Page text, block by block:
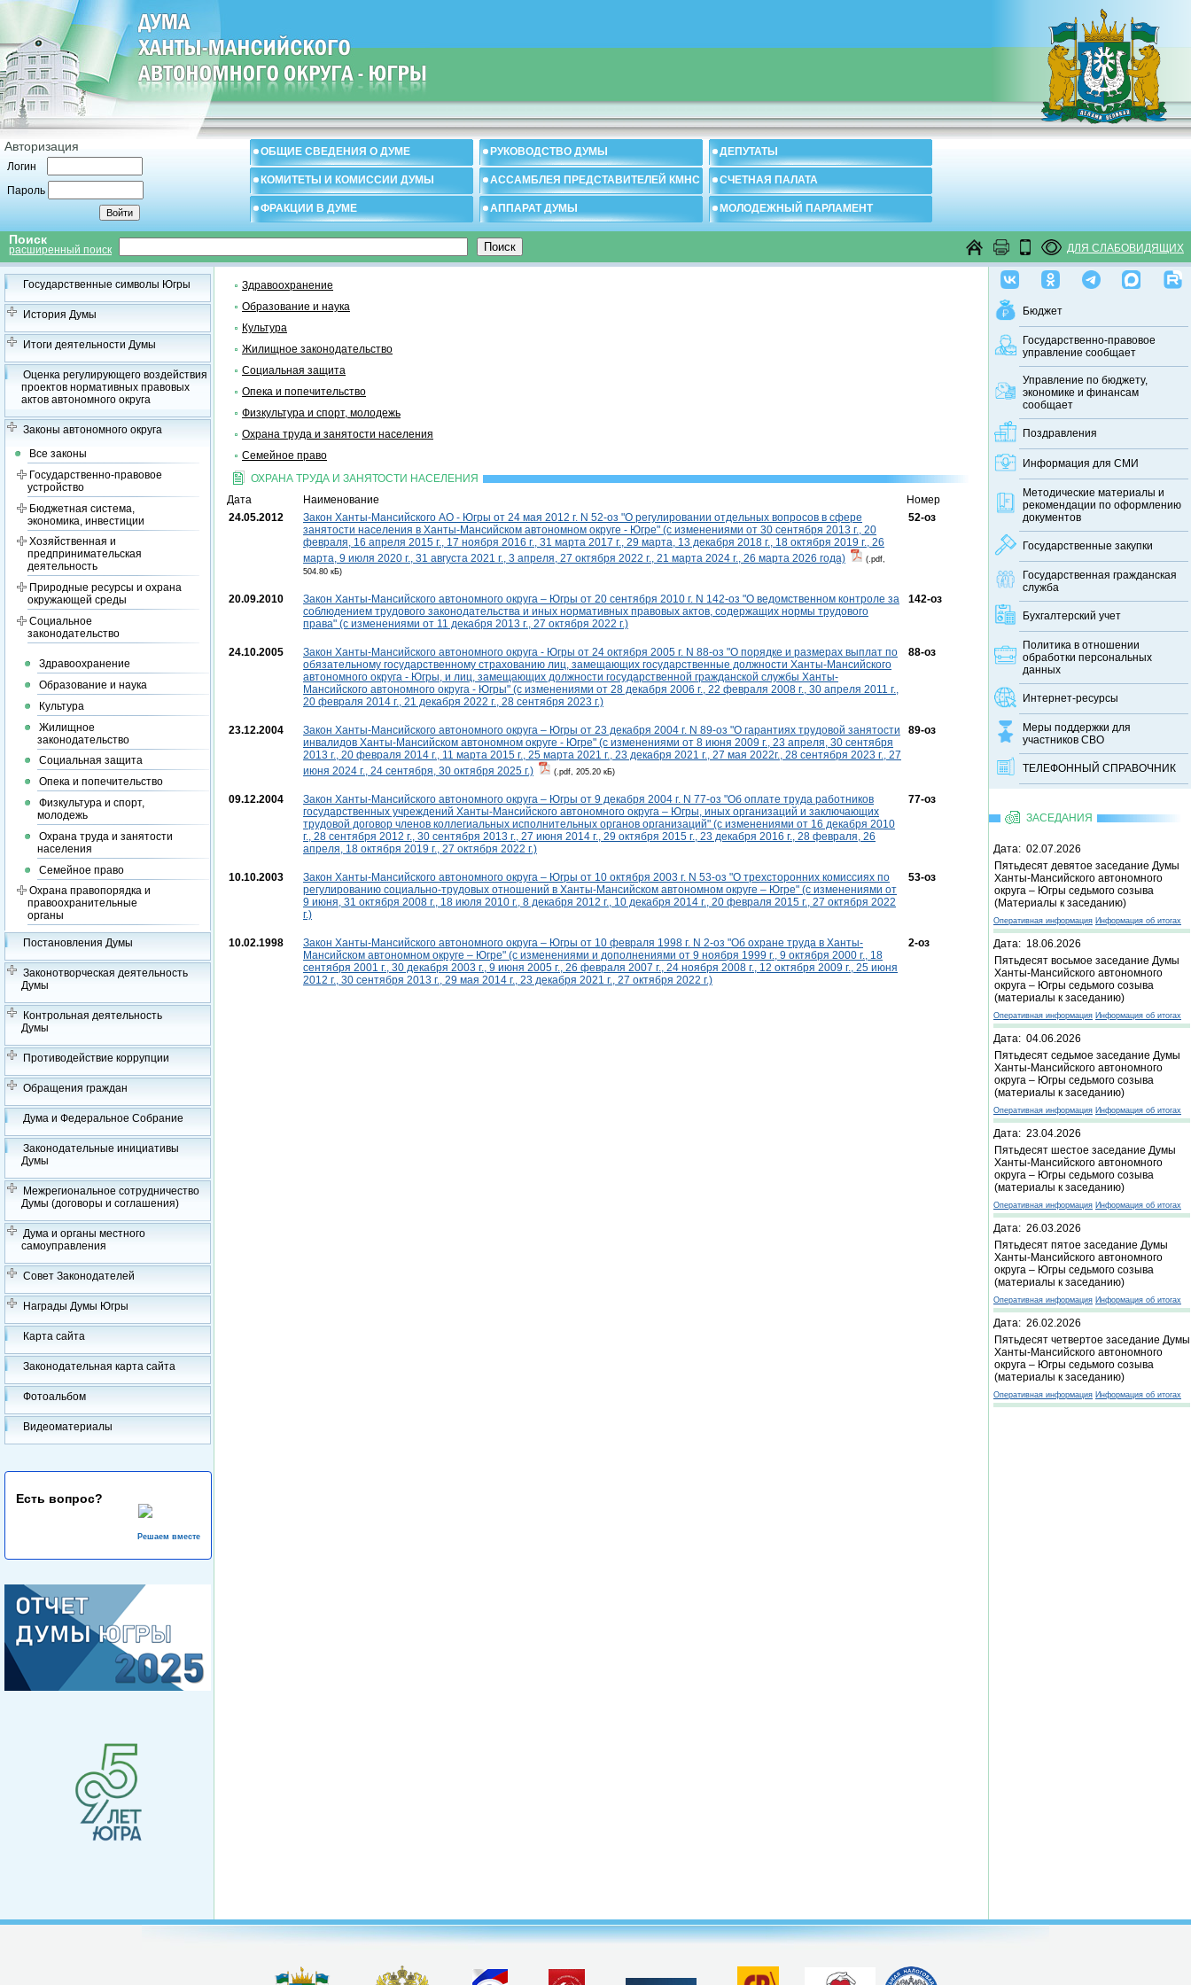
Авторизация
Логин
Пароль
ОБЩИЕ СВЕДЕНИЯ О ДУМЕ РУКОВОДСТВО ДУМЫ ДЕПУТАТЫ
КОМИТЕТЫ И КОМИССИИ ДУМЫ АССАМБЛЕЯ ПРЕДСТАВИТЕЛЕЙ КМНС СЧЕТНАЯ ПАЛАТА
ФРАКЦИИ В ДУМЕ АППАРАТ ДУМЫ МОЛОДЕЖНЫЙ ПАРЛАМЕНТ
Поиск
расширенный поиск ДЛЯ СЛАБОВИДЯЩИХ
Государственные символы Югры
История Думы
Итоги деятельности Думы
Оценка регулирующего воздействия
проектов нормативных правовых
актов автономного округа
Законы автономного округа
Все законы
Государственно-правовое
устройство
Бюджетная система,
экономика, инвестиции
Хозяйственная и
предпринимательская
деятельность
Природные ресурсы и охрана
окружающей среды
Социальное
законодательство
Здравоохранение
Образование и наука
Культура
Жилищное
законодательство
Социальная защита
Опека и попечительство
Физкультура и спорт,
молодежь
Охрана труда и занятости
населения
Семейное право
Охрана правопорядка и
правоохранительные
органы
Постановления Думы
Законотворческая деятельность
Думы
Контрольная деятельность
Думы
Противодействие коррупции
Обращения граждан
Дума и Федеральное Собрание
Законодательные инициативы
Думы
Межрегиональное сотрудничество
Думы (договоры и соглашения)
Дума и органы местного
самоуправления
Совет Законодателей
Награды Думы Югры
Карта сайта
Законодательная карта сайта
Фотоальбом
Видеоматериалы
Есть вопрос?
Решаем вместе
Бюджет
Государственно-правовое
управление сообщает
Управление по бюджету,
экономике и финансам
сообщает
Поздравления
Информация для СМИ
Методические материалы и
рекомендации по оформлению
документов
Государственные закупки
Государственная гражданская
служба
Бухгалтерский учет
Политика в отношении
обработки персональных
данных
Интернет-ресурсы
Меры поддержки для
участников СВО
ТЕЛЕФОННЫЙ CПРАВОЧНИК
ЗАСЕДАНИЯ
Дата: 02.07.2026
Пятьдесят девятое заседание Думы
Ханты-Мансийского автономного
округа – Югры седьмого созыва
(Материалы к заседанию)
Оперативная информация Информация об итогах
Дата: 18.06.2026
Пятьдесят восьмое заседание Думы
Ханты-Мансийского автономного
округа – Югры седьмого созыва
(материалы к заседанию)
Оперативная информация Информация об итогах
Дата: 04.06.2026
Пятьдесят седьмое заседание Думы
Ханты-Мансийского автономного
округа – Югры седьмого созыва
(материалы к заседанию)
Оперативная информация Информация об итогах
Дата: 23.04.2026
Пятьдесят шестое заседание Думы
Ханты-Мансийского автономного
округа – Югры седьмого созыва
(материалы к заседанию)
Оперативная информация Информация об итогах
Дата: 26.03.2026
Пятьдесят пятое заседание Думы
Ханты-Мансийского автономного
округа – Югры седьмого созыва
(материалы к заседанию)
Оперативная информация Информация об итогах
Дата: 26.02.2026
Пятьдесят четвертое заседание Думы
Ханты-Мансийского автономного
округа – Югры седьмого созыва
(материалы к заседанию)
Оперативная информация Информация об итогах
Здравоохранение
Образование и наука
Культура
Жилищное законодательство
Социальная защита
Опека и попечительство
Физкультура и спорт, молодежь
Охрана труда и занятости населения
Семейное право
ОХРАНА ТРУДА И ЗАНЯТОСТИ НАСЕЛЕНИЯ
Дата
Наименование
Номер
24.05.2012
Закон Ханты-Мансийского АО - Югры от 24 мая 2012 г. N 52-оз "О регулировании отдельных вопросов в сфере
занятости населения в Ханты-Мансийском автономном округе - Югре" (с изменениями от 30 сентября 2013 г., 20
февраля, 16 апреля 2015 г., 17 ноября 2016 г., 31 марта 2017 г., 29 марта, 13 декабря 2018 г., 18 октября 2019 г., 26
марта, 9 июля 2020 г., 31 августа 2021 г., 3 апреля, 27 октября 2022 г., 21 марта 2024 г., 26 марта 2026 года)
(.pdf,
504.80 кБ)
52-оз
20.09.2010
Закон Ханты-Мансийского автономного округа – Югры от 20 сентября 2010 г. N 142-оз "О ведомственном контроле за
соблюдением трудового законодательства и иных нормативных правовых актов, содержащих нормы трудового
права" (с изменениями от 11 декабря 2013 г., 27 октября 2022 г.)
142-оз
24.10.2005
Закон Ханты-Мансийского автономного округа - Югры от 24 октября 2005 г. N 88-оз "О порядке и размерах выплат по
обязательному государственному страхованию лиц, замещающих государственные должности Ханты-Мансийского
автономного округа - Югры, и лиц, замещающих должности государственной гражданской службы Ханты-
Мансийского автономного округа - Югры" (с изменениями от 28 декабря 2006 г., 22 февраля 2008 г., 30 апреля 2011 г.,
20 февраля 2014 г., 21 декабря 2022 г., 28 сентября 2023 г.)
88-оз
23.12.2004
Закон Ханты-Мансийского автономного округа – Югры от 23 декабря 2004 г. N 89-оз "О гарантиях трудовой занятости
инвалидов Ханты-Мансийском автономном округе - Югре" (с изменениями от 8 июня 2009 г., 23 апреля, 30 сентября
2013 г., 20 февраля 2014 г., 11 марта 2015 г., 25 марта 2021 г., 23 декабря 2021 г., 27 мая 2022г., 28 сентября 2023 г., 27
июня 2024 г., 24 сентября, 30 октября 2025 г.)
(.pdf, 205.20 кБ)
89-оз
09.12.2004
Закон Ханты-Мансийского автономного округа – Югры от 9 декабря 2004 г. N 77-оз "Об оплате труда работников
государственных учреждений Ханты-Мансийского автономного округа – Югры, иных организаций и заключающих
трудовой договор членов коллегиальных исполнительных органов организаций" (с изменениями от 16 декабря 2010
г., 28 сентября 2012 г., 30 сентября 2013 г., 27 июня 2014 г., 29 октября 2015 г., 23 декабря 2016 г., 28 февраля, 26
апреля, 18 октября 2019 г., 27 октября 2022 г.)
77-оз
10.10.2003
Закон Ханты-Мансийского автономного округа – Югры от 10 октября 2003 г. N 53-оз "О трехсторонних комиссиях по
регулированию социально-трудовых отношений в Ханты-Мансийском автономном округе – Югре" (с изменениями от
9 июня, 31 октября 2008 г., 18 июля 2010 г., 8 декабря 2012 г., 10 декабря 2014 г., 20 февраля 2015 г., 27 октября 2022
г.)
53-оз
10.02.1998
Закон Ханты-Мансийского автономного округа – Югры от 10 февраля 1998 г. N 2-оз "Об охране труда в Ханты-
Мансийском автономном округе – Югре" (с изменениями и дополнениями от 9 ноября 1999 г., 9 октября 2000 г., 18
сентября 2001 г., 30 декабря 2003 г., 9 июня 2005 г., 26 февраля 2007 г., 24 ноября 2008 г., 12 октября 2009 г., 25 июня
2012 г., 30 сентября 2013 г., 29 мая 2014 г., 23 декабря 2021 г., 27 октября 2022 г.)
2-оз